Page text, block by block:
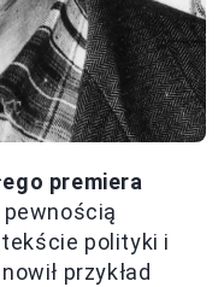
premiera
pewnością
polityki i
przykład